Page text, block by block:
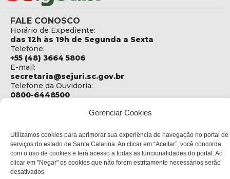
Gerenciar Cookies
Utilizamos cookies para aprimorar sua experiência de navegação no portal de
serviços do estado de Santa Catarina. Ao clicar em “Aceitar”, você concorda
com o uso de cookies e terá acesso a todas as funcionalidades do portal. Ao
clicar em "Negar" os cookies que não forem estritamente necessários serão
desativados.
FALE CONOSCO
Horário de Expediente:
das 12h às 19h de Segunda a Sexta
Telefone:
+55 (48) 3664 5806
E-mail:
secretaria@sejuri.sc.gov.br
Telefone da Ouvidoria:
0800-6448500
Social
Rua Fúlvio Aducci, 1214 - Loja 06
Bairro:
Estreito - Florianópolis - SC